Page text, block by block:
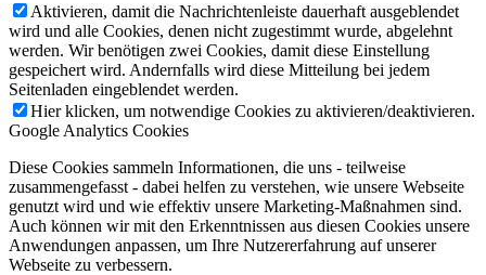
Aktivieren, damit die Nachrichtenleiste dauerhaft ausgeblendet
wird und alle Cookies, denen nicht zugestimmt wurde, abgelehnt
werden. Wir benötigen zwei Cookies, damit diese Einstellung
gespeichert wird. Andernfalls wird diese Mitteilung bei jedem
Seitenladen eingeblendet werden.
Hier klicken, um notwendige Cookies zu aktivieren/deaktivieren.
Google Analytics Cookies
Diese Cookies sammeln Informationen, die uns - teilweise
zusammengefasst - dabei helfen zu verstehen, wie unsere Webseite
genutzt wird und wie effektiv unsere Marketing-Maßnahmen sind.
Auch können wir mit den Erkenntnissen aus diesen Cookies unsere
Anwendungen anpassen, um Ihre Nutzererfahrung auf unserer
Webseite zu verbessern.